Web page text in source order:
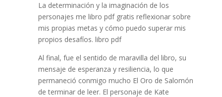
La determinación y la imaginación de los
personajes me libro pdf gratis reflexionar sobre
mis propias metas y cómo puedo superar mis
propios desafíos. libro pdf
Al final, fue el sentido de maravilla del libro, su
mensaje de esperanza y resiliencia, lo que
permaneció conmigo mucho El Oro de Salomón
de terminar de leer. El personaje de Kate